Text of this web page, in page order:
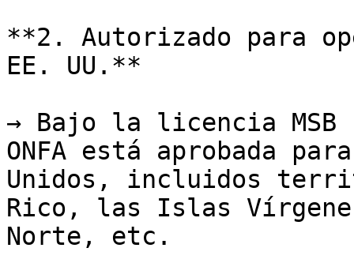
**2. Autorizado para
EE. UU.**
→ Bajo la licencia MSB
ONFA está aprobada
Unidos, incluidos
Rico, las Islas
Norte, etc.